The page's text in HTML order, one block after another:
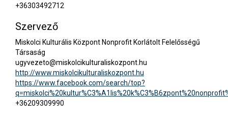
+36303492712
Szervező
Miskolci Kulturális Központ Nonprofit Korlátolt Felelősségű
Társaság
ugyvezeto@miskolcikulturaliskozpont.hu
http://www.miskolcikulturaliskozpont.hu
https://www.facebook.com/search/top?
+36209309990